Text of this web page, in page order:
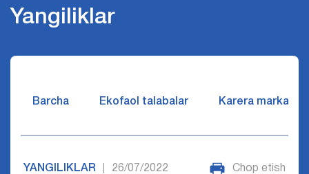
Yangiliklar
Barcha Ekofaol talabalar Karera markazi
YANGILIKLAR 26/07/2022 Chop etish